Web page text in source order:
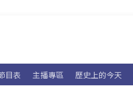
目表 主播專區 歷史上的今天